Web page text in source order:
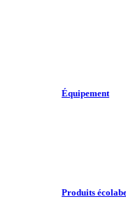
Équipement
Produits